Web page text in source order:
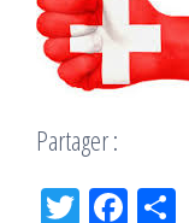
Partager :
Tw Fac